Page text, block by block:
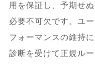
用を保証し、予期せ
必要不可欠です。ユ
フォーマンスの維持
診断を受けて正規ル